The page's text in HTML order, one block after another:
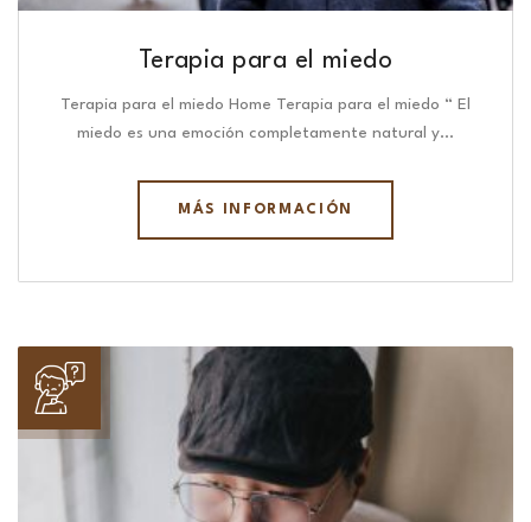
Terapia para el miedo
Terapia para el miedo Home Terapia para el miedo “ El
miedo es una emoción completamente natural y…
MÁS INFORMACIÓN